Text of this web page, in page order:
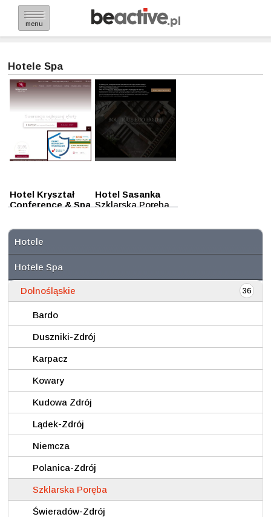
menu
Hotele Spa
Hotel Kryształ
Conference & Spa
Hotel Sasanka
Szklarska Poręba
Hotele
Hotele Spa
Dolnośląskie 36
Bardo
Duszniki-Zdrój
Karpacz
Kowary
Kudowa Zdrój
Lądek-Zdrój
Niemcza
Polanica-Zdrój
Szklarska Poręba
Świeradów-Zdrój